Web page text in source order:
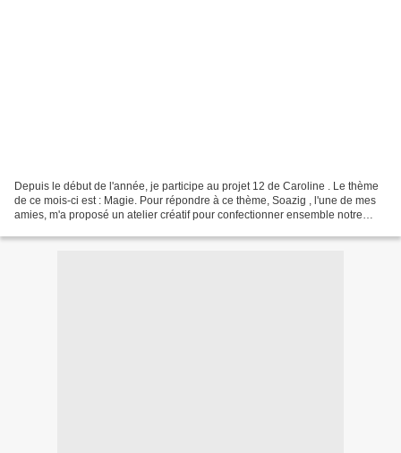
Depuis le début de l'année, je participe au projet 12 de Caroline . Le thème
de ce mois-ci est : Magie. Pour répondre à ce thème, Soazig , l'une de mes
amies, m'a proposé un atelier créatif pour confectionner ensemble notre